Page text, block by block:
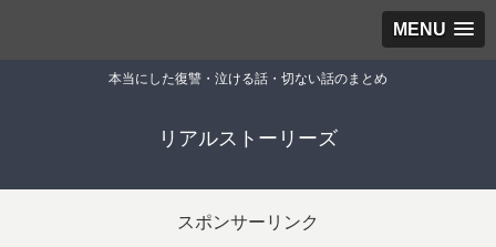
MENU
本当にした復讐・泣ける話・切ない話のまとめ
リアルストーリーズ
スポンサーリンク